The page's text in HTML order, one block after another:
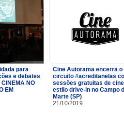
para
e debates
CINEMA NO
EM
Cine Autorama encerra o
circuito #acreditanelas
sessões gratuitas de
estilo drive-in no Campo
Marte (SP)
21/10/2019